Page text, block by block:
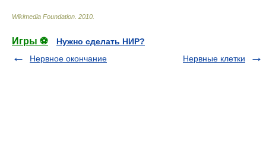
Wikimedia Foundation 2010
Игры ⚽
Нужно сделать НИР?
Нервное окончание
Нервные клетки